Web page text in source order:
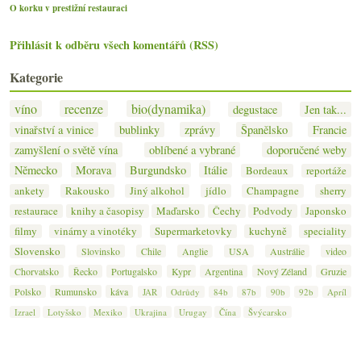
O korku v prestižní restauraci
Přihlásit k odběru všech komentářů (RSS)
Kategorie
víno recenze bio(dynamika) degustace
Jen tak...
vinařství a vinice
bublinky zprávy Španělsko
Francie
zamyšlení o světě vína
oblíbené a vybrané
doporučené weby
Německo
Morava Burgundsko Itálie Bordeaux
reportáže
ankety
Rakousko Jiný alkohol jídlo Champagne
sherry
restaurace
knihy a časopisy Maďarsko Čechy Podvody
Japonsko
filmy
vinárny a vinotéky Supermarketovky kuchyně
speciality
Slovensko
Slovinsko Chile Anglie USA Austrálie
video
Chorvatsko
Řecko Portugalsko Kypr Argentina Nový Zéland
Gruzie
Polsko
Rumunsko káva JAR Odrůdy 84b 87b 90b 92b
Apríl
Izrael
Lotyšsko Mexiko Ukrajina Urugay Čína Švýcarsko